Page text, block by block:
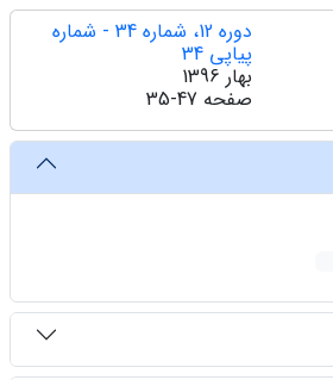
دوره 12، شماره 34 - شماره
پیاپی 34
بهار 1396
صفحه 35-47